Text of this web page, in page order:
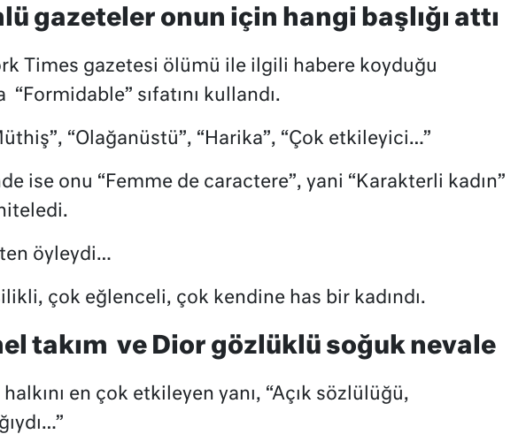
gazeteler onun için hangi başlığı attı
Times gazetesi ölümü ile ilgili habere koyduğu
“Formidable” sıfatını kullandı.
“Olağanüstü”, “Harika”, “Çok etkileyici…”
ise onu “Femme de caractere”, yani “Karakterli kadın”
öyleydi…
çok eğlenceli, çok kendine has bir kadındı.
takım ve Dior gözlüklü soğuk nevale
halkını en çok etkileyen yanı, “Açık sözlülüğü,